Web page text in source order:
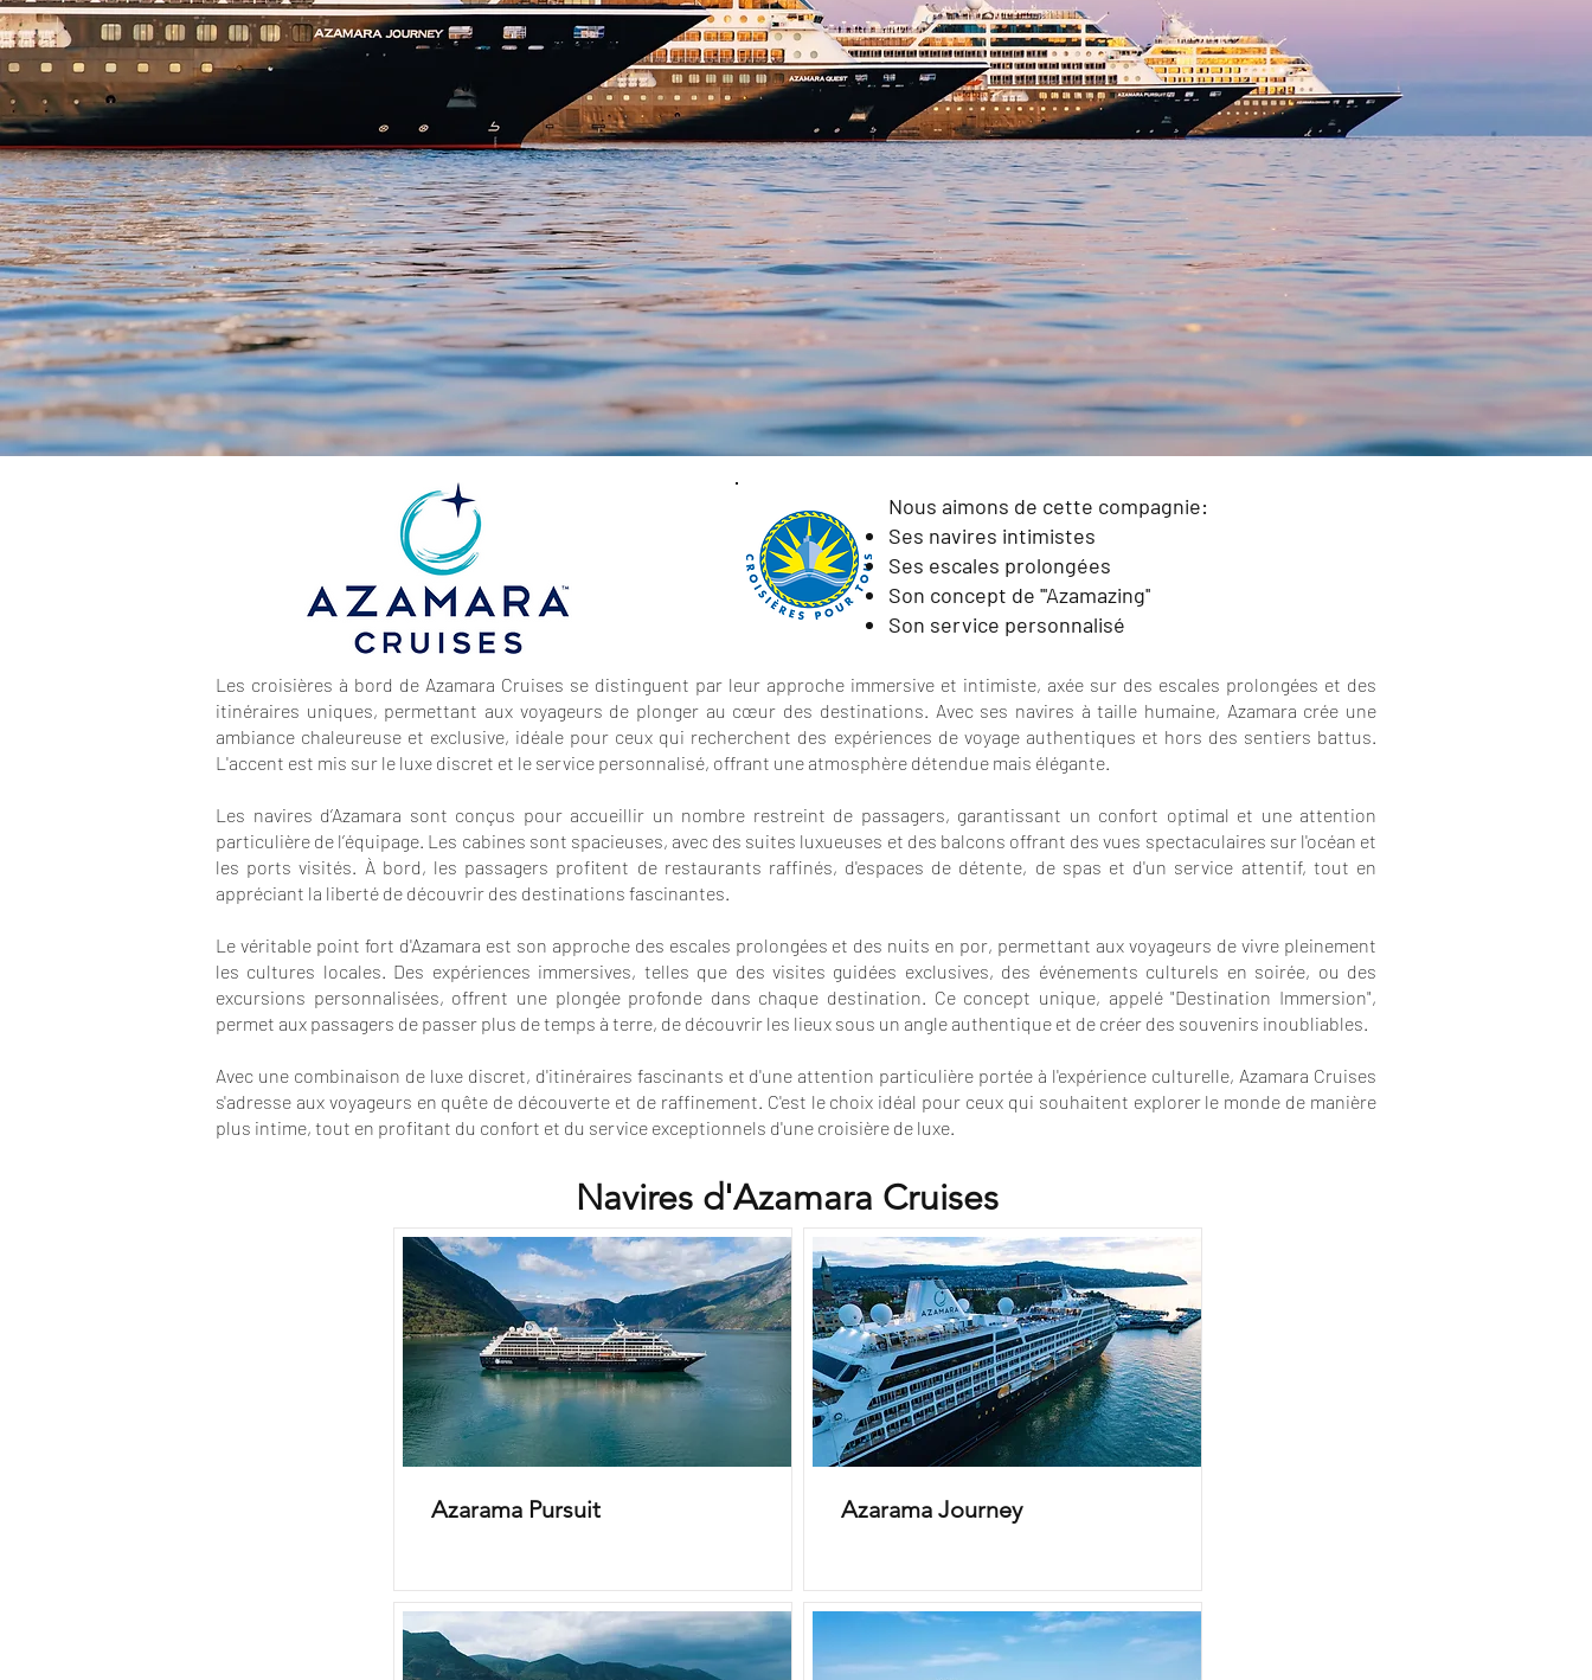
Nous aimons de cette compagnie:
Ses navires intimistes
Ses escales prolongées
Son concept de '''Azamazing''
Son service personnalisé
Les croisières à bord de Azamara Cruises se distinguent par leur approche immersive et intimiste, axée sur des escales prolongées et des
itinéraires uniques, permettant aux voyageurs de plonger au cœur des destinations. Avec ses navires à taille humaine, Azamara crée une
ambiance chaleureuse et exclusive, idéale pour ceux qui recherchent des expériences de voyage authentiques et hors des sentiers battus.
L'accent est mis sur le luxe discret et le service personnalisé, offrant une atmosphère détendue mais élégante.
Les navires d’Azamara sont conçus pour accueillir un nombre restreint de passagers, garantissant un confort optimal et une attention
particulière de l’équipage. Les cabines sont spacieuses, avec des suites luxueuses et des balcons offrant des vues spectaculaires sur l'océan et
les ports visités. À bord, les passagers profitent de restaurants raffinés, d'espaces de détente, de spas et d'un service attentif, tout en
appréciant la liberté de découvrir des destinations fascinantes.
Le véritable point fort d'Azamara est son approche des escales prolongées et des nuits en por, permettant aux voyageurs de vivre pleinement
les cultures locales. Des expériences immersives, telles que des visites guidées exclusives, des événements culturels en soirée, ou des
excursions personnalisées, offrent une plongée profonde dans chaque destination. Ce concept unique, appelé "Destination Immersion",
permet aux passagers de passer plus de temps à terre, de découvrir les lieux sous un angle authentique et de créer des souvenirs inoubliables.
Avec une combinaison de luxe discret, d'itinéraires fascinants et d'une attention particulière portée à l'expérience culturelle, Azamara Cruises
s'adresse aux voyageurs en quête de découverte et de raffinement. C'est le choix idéal pour ceux qui souhaitent explorer le monde de manière
plus intime, tout en profitant du confort et du service exceptionnels d'une croisière de luxe.
Navires d'Azamara Cruises
Azarama Pursuit Azarama Journey